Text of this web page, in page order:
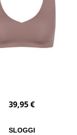
39,95 €
SLOGGI